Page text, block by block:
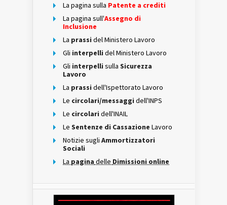
La pagina sulla Patente a crediti
La pagina sull'Assegno di
Inclusione
La prassi del Ministero Lavoro
Gli interpelli del Ministero Lavoro
Gli interpelli sulla Sicurezza
Lavoro
La prassi dell'Ispettorato Lavoro
Le circolari/messaggi dell'INPS
Le circolari dell'INAIL
Le Sentenze di Cassazione Lavoro
Notizie sugli Ammortizzatori
Sociali
La pagina delle Dimissioni online